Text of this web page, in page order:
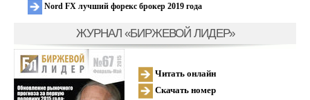
Nord FX лучший форекс брокер 2019 года
ЖУРНАЛ «БИРЖЕВОЙ ЛИДЕР»
Читать онлайн
Скачать номер